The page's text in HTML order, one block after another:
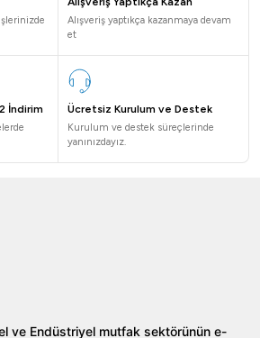
deneyimini yaşayın!
Alışveriş yaptıkça kazanmaya devam
et
İndirim Ücretsiz Kurulum ve Destek
Kurulum ve destek süreçlerinde
yanınızdayız.
ve Endüstriyel mutfak sektörünün e-